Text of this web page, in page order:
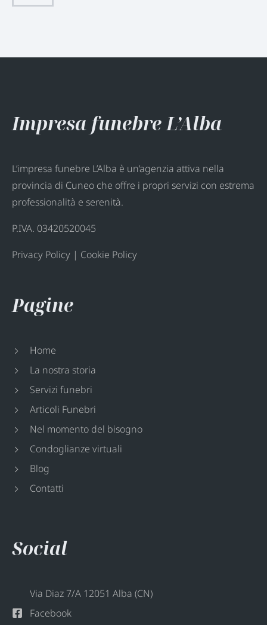
Impresa funebre L’Alba
L’impresa funebre L’Alba è un’agenzia attiva nella
provincia di Cuneo che offre i propri servizi con estrema
professionalità e serenità.
P.IVA. 03420520045
Privacy Policy | Cookie Policy
Pagine
Home
La nostra storia
Servizi funebri
Articoli Funebri
Nel momento del bisogno
Condoglianze virtuali
Blog
Contatti
Social
Via Diaz 7/A 12051 Alba (CN)
Facebook